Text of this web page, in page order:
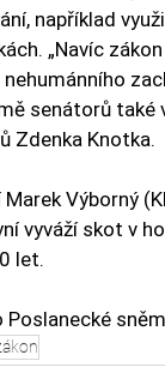
například
„Navíc
senátorů
Zdenka Knotka.
Výborný
vyváží skot v
let.